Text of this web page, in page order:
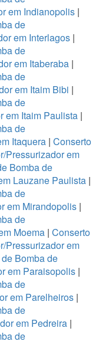
em Indianopolis |
de
em Interlagos|
de
em Itaberaba |
de
em Itaim Bibi |
de
em Itaim Paulista |
de
Itaquera | Conserto
Pressurizador em
Bomba de
Lauzane Paulista |
de
em Mirandopolis|
de
Moema| Conserto
Pressurizador em
Bomba de
em Paraisopolis |
de
em Parelheiros|
de
em Pedreira |
de